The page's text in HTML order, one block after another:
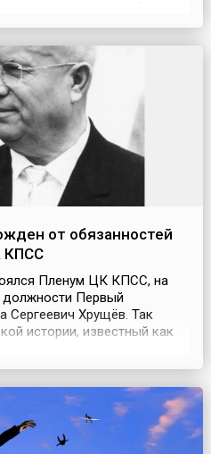
смежных видов
а также развития сотр...
от обязанностей
КПСС
Пленум ЦК КПСС, на
должности Первый
Сергеевич Хрущёв. Так
истории, известный как
человека.
Хрущёва и